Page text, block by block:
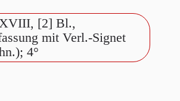
[2] Bl.,
mit Verl.-Signet
4°